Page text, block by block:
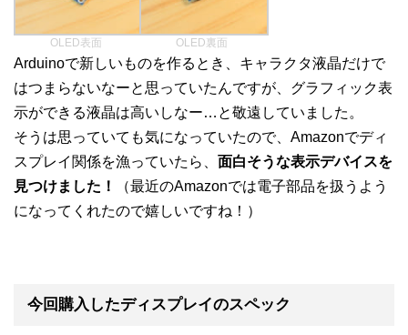
OLED表面 OLED裏面
Arduinoで新しいものを作るとき、キャラクタ液晶だけで
はつまらないなーと思っていたんですが、グラフィック表
示ができる液晶は高いしなー…と敬遠していました。
そうは思っていても気になっていたので、Amazonでディ
スプレイ関係を漁っていたら、 面白そうな表示デバイスを
見つけました！
（最近のAmazonでは電子部品を扱うよう
になってくれたので嬉しいですね！）
今回購入したディスプレイのスペック